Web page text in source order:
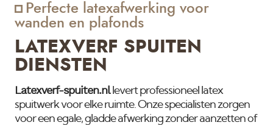
Perfecte latexafwerking voor
wanden en plafonds
LATEXVERF SPUITEN
DIENSTEN
Latexverf-spuiten.nllevert professioneel latex
spuitwerk voor elke ruimte. Onze specialisten zorgen
voor een egale, gladde afwerking zonder aanzetten of